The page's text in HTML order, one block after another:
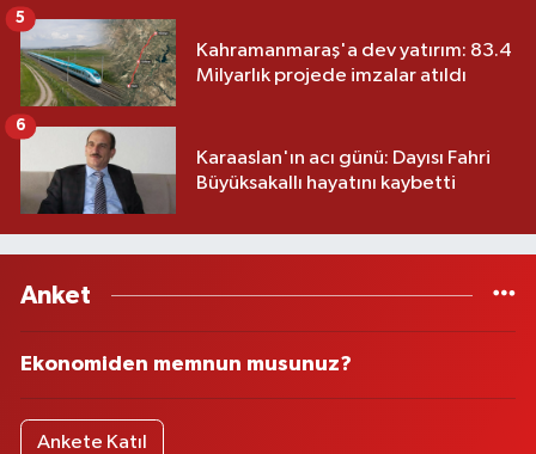
Kahramanmaraş'a dev yatırım: 83.4
Milyarlık projede imzalar atıldı
5
Karaaslan'ın acı günü: Dayısı Fahri
Büyüksakallı hayatını kaybetti
6
Anket
Ekonomiden memnun musunuz?
Ankete Katıl